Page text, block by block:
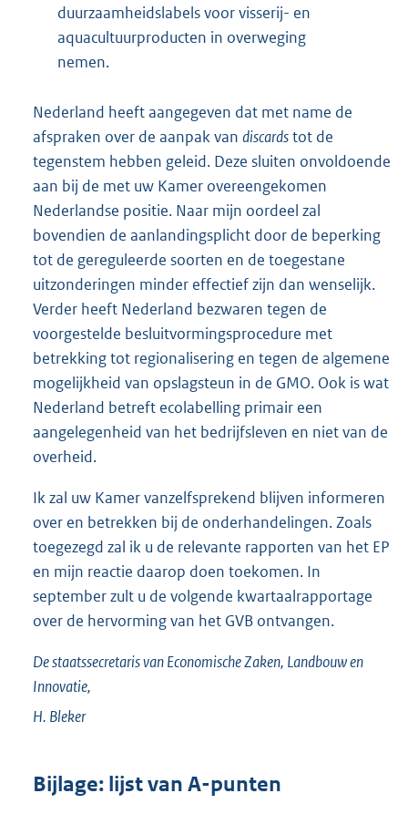
duurzaamheidslabels voor visserij- en
aquacultuurproducten in overweging
nemen.
Nederland heeft aangegeven dat met name de
afspraken over de aanpak van discardstot de
tegenstem hebben geleid. Deze sluiten onvoldoende
aan bij de met uw Kamer overeengekomen
Nederlandse positie. Naar mijn oordeel zal
bovendien de aanlandingsplicht door de beperking
tot de gereguleerde soorten en de toegestane
uitzonderingen minder effectief zijn dan wenselijk.
Verder heeft Nederland bezwaren tegen de
voorgestelde besluitvormingsprocedure met
betrekking tot regionalisering en tegen de algemene
mogelijkheid van opslagsteun in de GMO. Ook is wat
Nederland betreft ecolabelling primair een
aangelegenheid van het bedrijfsleven en niet van de
overheid.
Ik zal uw Kamer vanzelfsprekend blijven informeren
over en betrekken bij de onderhandelingen. Zoals
toegezegd zal ik u de relevante rapporten van het EP
en mijn reactie daarop doen toekomen. In
september zult u de volgende kwartaalrapportage
over de hervorming van het GVB ontvangen.
De staatssecretaris van Economische Zaken, Landbouw en
Innovatie,
H. Bleker
Bijlage: lijst van A-punten